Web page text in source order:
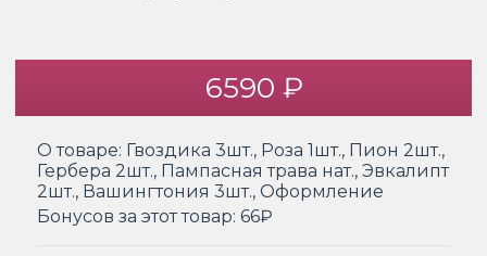
6590 ₽
О товаре: Гвоздика 3шт., Роза 1шт., Пион 2шт.,
Гербера 2шт., Пампасная трава нат., Эвкалипт
2шт., Вашингтония 3шт., Оформление
Бонусов за этот товар: 66₽